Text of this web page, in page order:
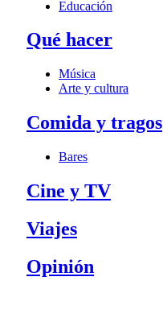
Educación
Qué hacer
Música
Arte y cultura
Comida y tragos
Bares
Cine y TV
Viajes
Opinión